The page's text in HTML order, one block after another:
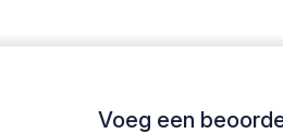
Voeg een